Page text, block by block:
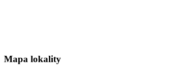
Mapa lokality